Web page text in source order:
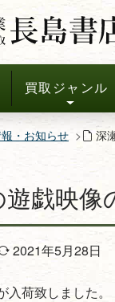
買取ジャンル
・お知らせ 深
戯映像
2021年5月28日
荷致しました。